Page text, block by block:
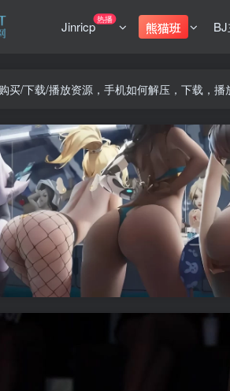
Jinricp热播
熊猫班
买/下载/播放资源，手机如何解压，下载，